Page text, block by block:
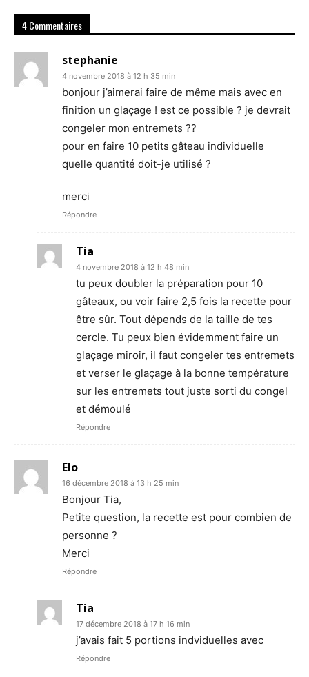
4 Commentaires
stephanie
4 novembre 2018 à 12 h 35 min
bonjour j’aimerai faire de même mais avec en
finition un glaçage ! est ce possible ? je devrait
congeler mon entremets ??
pour en faire 10 petits gâteau individuelle
quelle quantité doit-je utilisé ?
merci
Répondre
Tia
4 novembre 2018 à 12 h 48 min
tu peux doubler la préparation pour 10
gâteaux, ou voir faire 2,5 fois la recette pour
être sûr. Tout dépends de la taille de tes
cercle. Tu peux bien évidemment faire un
glaçage miroir, il faut congeler tes entremets
et verser le glaçage à la bonne température
sur les entremets tout juste sorti du congel
et démoulé
Répondre
Elo
16 décembre 2018 à 13 h 25 min
Bonjour Tia,
Petite question, la recette est pour combien de
personne ?
Merci
Répondre
Tia
17 décembre 2018 à 17 h 16 min
j’avais fait 5 portions indviduelles avec
Répondre